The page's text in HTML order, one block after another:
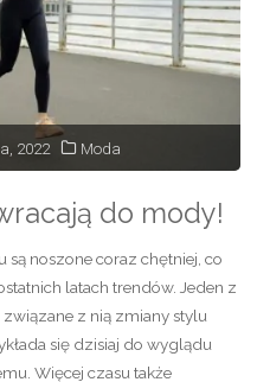
2022 Moda
do mody!
noszone coraz chętniej, co
latach trendów. Jeden z
z nią zmiany stylu
się dzisiaj do wyglądu
Więcej czasu także